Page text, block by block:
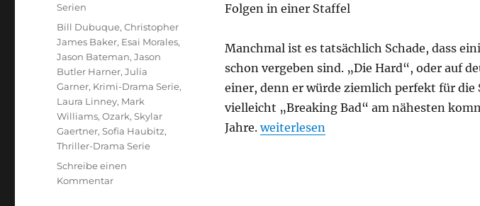
Folgen in einer Staffel
Manchmal ist es tatsächlich Schade, dass
schon vergeben sind. „Die Hard“, oder auf
einer, denn er würde ziemlich perfekt für die
vielleicht „Breaking Bad“ am nähesten
Jahre.„Ozark“
weiterlesen
Kategorien
Serien
Schlagwörter
Bill Dubuque,Christopher
James Baker, Esai Morales,
Jason Bateman,Jason
Butler Harner,Julia
Garner, Krimi-Drama Serie,
Laura Linney, Mark
Williams,Ozark,Skylar
Gaertner,Sofia Haubitz,
Thriller-Drama Serie
Schreibe einen
Kommentarzu